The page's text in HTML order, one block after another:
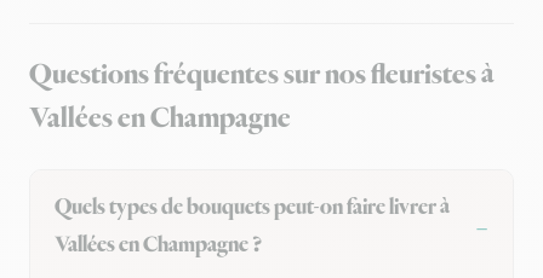
Questions fréquentes sur nos fleuristes à
Vallées en Champagne
Quels types de bouquets peut-on faire livrer à
Vallées en Champagne ?